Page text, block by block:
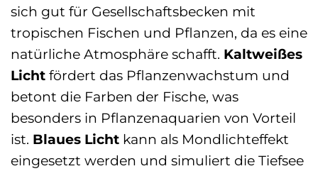
sich gut für Gesellschaftsbecken mit
tropischen Fischen und Pflanzen, da es eine
natürliche Atmosphäre schafft. Kaltweißes
Licht fördert das Pflanzenwachstum und
betont die Farben der Fische, was
besonders in Pflanzenaquarien von Vorteil
ist. Blaues Licht kann als Mondlichteffekt
eingesetzt werden und simuliert die Tiefsee